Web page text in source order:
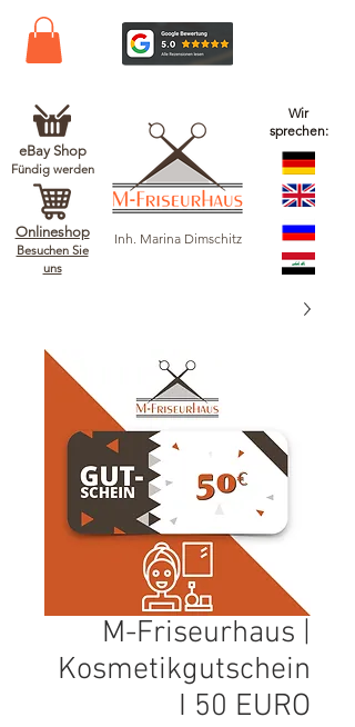
eBay Shop
Fündig werden
Onlineshop
Besuchen Sie
uns
Inh. Marina Dimschitz
Wir
sprechen:
M-Friseurhaus |
Kosmetikgutschein
I 50 EURO